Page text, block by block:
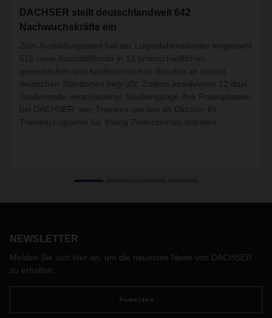
DACHSER stellt deutschlandweit 642
Nachwuchskräfte ein
Zum Ausbildungsstart hat der Logistikdienstleister insgesamt
616 neue Auszubildende in 13 unterschiedlichen
gewerblichen und kaufmännischen Berufen an seinen
deutschen Standorten begrüßt. Zudem absolvieren 22 dual
Studierende verschiedener Studiengänge ihre Praxisphasen
bei DACHSER; vier Trainees werden ab Oktober ihr
Traineeprogramm für Young Professionals antreten.
NEWSLETTER
Melden Sie sich hier an, um die neuesten News von DACHSER
zu erhalten.
Anmelden